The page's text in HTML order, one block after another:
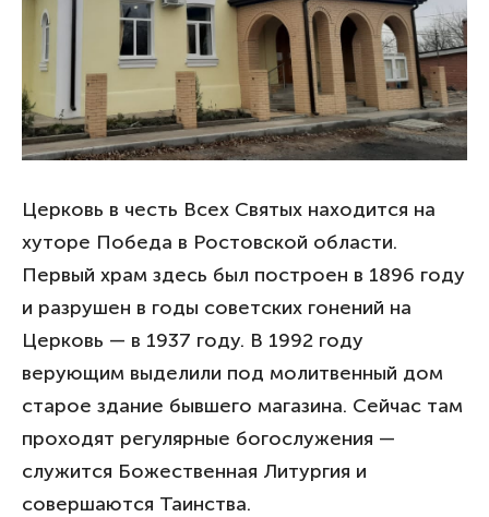
Церковь в честь Всех Святых находится на
хуторе Победа в Ростовской области.
Первый храм здесь был построен в 1896 году
и разрушен в годы советских гонений на
Церковь — в 1937 году. В 1992 году
верующим выделили под молитвенный дом
старое здание бывшего магазина. Сейчас там
проходят регулярные богослужения —
служится Божественная Литургия и
совершаются Таинства.